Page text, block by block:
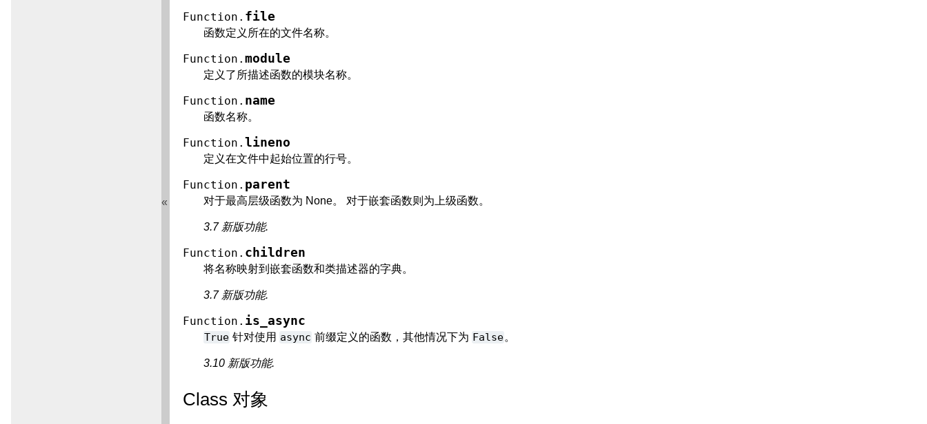
Function. file
函数定义所在的文件名称。
Function.module
定义了所描述函数的模块名称。
Function. name
函数名称。
Function. lineno
定义在文件中起始位置的行号。
Function. parent
对于最高层级函数为 None。 对于嵌套函数则为上级函数。
3.7 新版功能.
Function. children
将名称映射到嵌套函数和类描述器的字典。
3.7 新版功能.
Function. is_async
True 针对使用 async 前缀定义的函数，其他情况下为 False。
3.10 新版功能.
Class 对象
«